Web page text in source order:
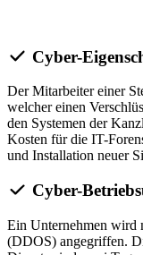
Cyber-
Der Mitarbeiter einer
welcher einen
den Systemen der
Kosten für die IT-
und Installation neuer
Cyber-
Ein Unternehmen wird
(DDOS) angegriffen.